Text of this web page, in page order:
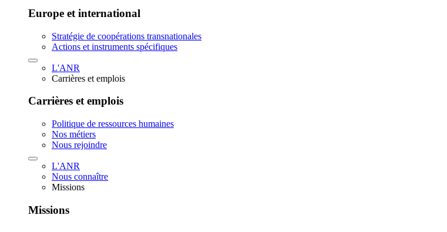
Europe et international
Stratégie de coopérations transnationales
Actions et instruments spécifiques
L'ANR
Carrières et emplois
Carrières et emplois
Politique de ressources humaines
Nos métiers
Nous rejoindre
L'ANR
Nous connaître
Missions
Missions